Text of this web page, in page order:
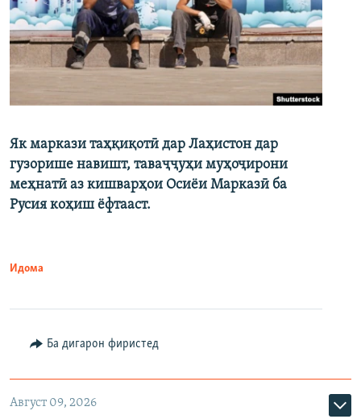
Як маркази таҳқиқотӣ дар Лаҳистон дар
гузорише навишт, таваҷҷуҳи муҳоҷирони
меҳнатӣ аз кишварҳои Осиёи Марказӣ ба
Русия коҳиш ёфтааст.
Идома
Ба дигарон фиристед
Август 09, 2026